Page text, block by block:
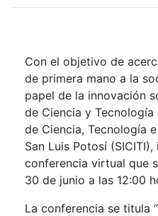
Con el objetivo de
de primera mano a la
papel de la innovación
de Ciencia y Tecnología
de Ciencia, Tecnología
San Luis Potosí
conferencia virtual que
30 de junio a las 12:00
La conferencia se titula